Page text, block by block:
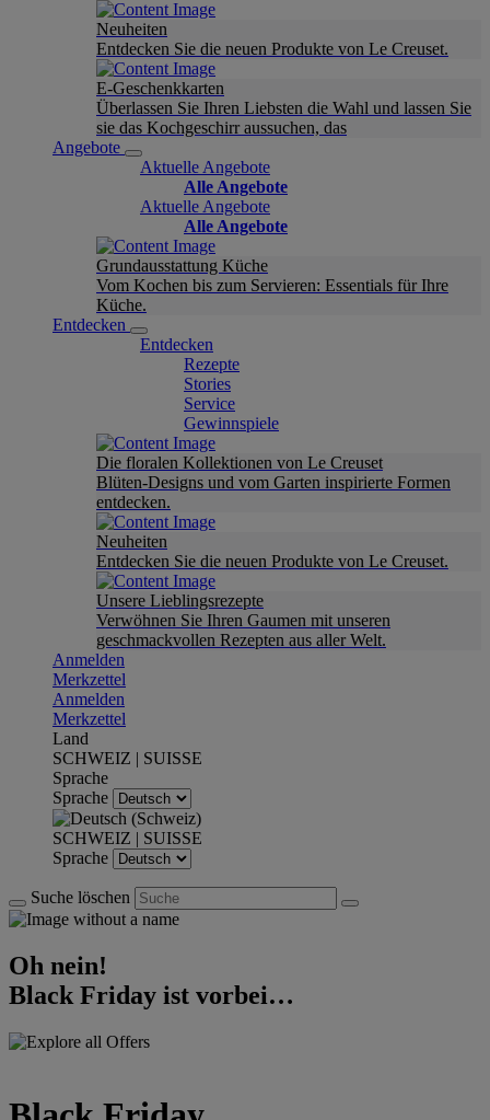
Neuheiten
Entdecken Sie die neuen Produkte von Le Creuset.
E-Geschenkkarten
Überlassen Sie Ihren Liebsten die Wahl und lassen Sie
sie das Kochgeschirr aussuchen, das
Angebote
Aktuelle Angebote
Alle Angebote
Aktuelle Angebote
Alle Angebote
Grundausstattung Küche
Vom Kochen bis zum Servieren: Essentials für Ihre
Küche.
Entdecken
Entdecken
Rezepte
Stories
Service
Gewinnspiele
Die floralen Kollektionen von Le Creuset
Blüten-Designs und vom Garten inspirierte Formen
entdecken.
Neuheiten
Entdecken Sie die neuen Produkte von Le Creuset.
Unsere Lieblingsrezepte
Verwöhnen Sie Ihren Gaumen mit unseren
geschmackvollen Rezepten aus aller Welt.
Anmelden
Merkzettel
Anmelden
Merkzettel
Land
SCHWEIZ | SUISSE
Sprache
Sprache
SCHWEIZ | SUISSE
Sprache
Suche löschen
Oh nein!
Black Friday ist vorbei…